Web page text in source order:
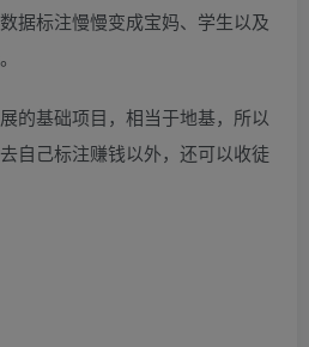
据标注慢慢变成宝妈、学生以及
的基础项目，相当于地基，所以
自己标注赚钱以外，还可以收徒